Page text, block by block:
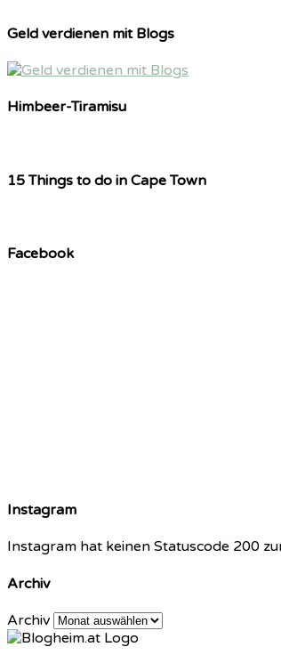
Geld verdienen mit Blogs
Himbeer-Tiramisu
15 Things to do in Cape Town
Facebook
Instagram
Instagram hat keinen Statuscode 200
Archiv
Archiv